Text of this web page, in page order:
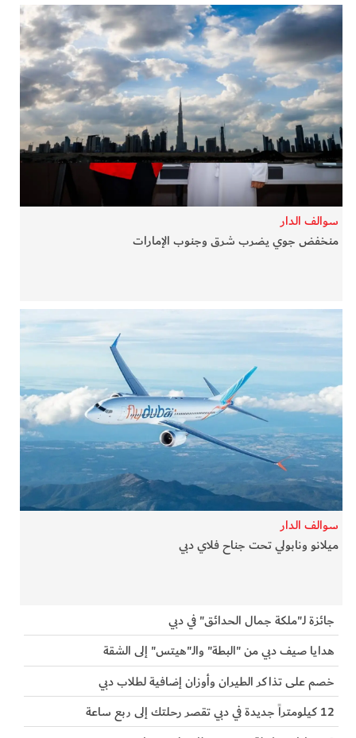
سوالف الدار
منخفض جوي يضرب شرق وجنوب الإمارات
سوالف الدار
ميلانو ونابولي تحت جناح فلاي دبي
جائزة لـ"ملكة جمال الحدائق" في دبي
هدايا صيف دبي من "البطة" والـ"هيتس" إلى الشقة
خصم على تذاكر الطيران وأوزان إضافية لطلاب دبي
12 كيلومتراً جديدة في دبي تقصر رحلتك إلى ربع ساعة